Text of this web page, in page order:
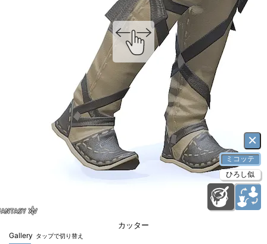
カッター
×
ミコッテ
ひろし似
Gallery タップで切り替え